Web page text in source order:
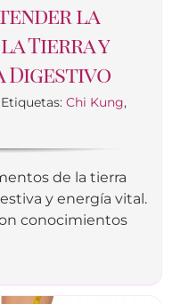
la
Tierra y
Digestivo
Etiquetas: Chi Kung,
de la tierra
y energía vital.
conocimientos